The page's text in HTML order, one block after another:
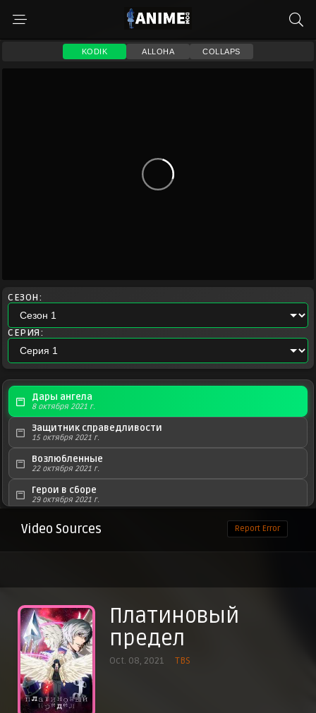
KODIK ALLOHA COLLAPS
СЕЗОН:
СЕРИЯ:
Дары ангела
8 октября 2021 г.
Защитник справедливости
15 октября 2021 г.
Возлюбленные
22 октября 2021 г.
Герои в сборе
29 октября 2021 г.
Смертный приговор
5 ноября 2021 г.
Знак обещания
26 ноября 2021 г.
Лик убийцы
3 декабря 2021 г.
Куда утекают слёзы
10 декабря 2021 г.
Знай себе цену
Video Sources Report Error
Платиновый
предел
Oct. 08, 2021 TBS